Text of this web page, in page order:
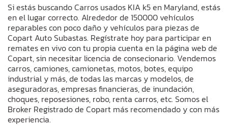
Si estás buscando Carros usados KIA k5 en Maryland, estás
en el lugar correcto. Alrededor de 150000 vehículos
reparables con poco daño y vehículos para piezas de
Copart Auto Subastas. Regístrate hoy para participar en
remates en vivo con tu propia cuenta en la página web de
Copart, sin necesitar licencia de consecionario. Vendemos
carros, camiones, camionetas, motos, botes, equipo
industrial y más, de todas las marcas y modelos, de
aseguradoras, empresas financieras, de inundación,
choques, reposesiones, robo, renta carros, etc. Somos el
Broker Registrado de Copart más recomendado y con más
experiencia.